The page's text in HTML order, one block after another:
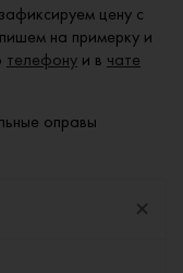
цену с
на примерку и
телефону и в чате
оправы